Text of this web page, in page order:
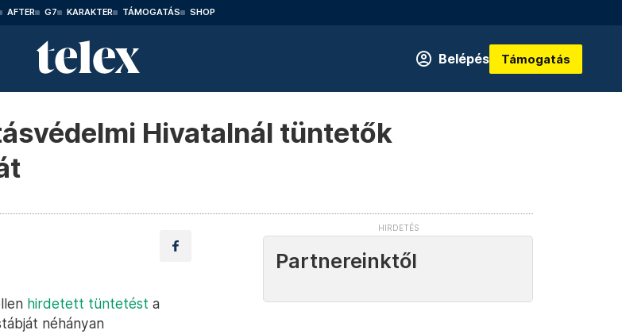
AFTER G7 KARAKTER TÁMOGATÁS SHOP
Belépés Támogatás
Hivatalnál tüntetők
hirdetett tüntetést a
néhányan
Partnereinktől